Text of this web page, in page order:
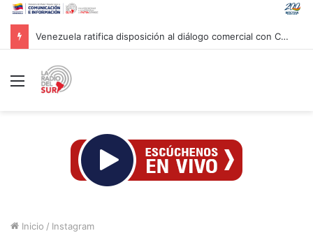
Venezuela ratifica disposición al diálogo comercial con Colombia bajo el principio de soberanía
Menú
Inicio / Instagram